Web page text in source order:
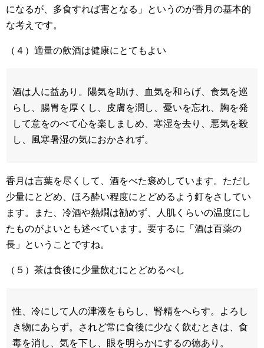
になるが、多食すれば害となる」というのが香月の基本的
な考えです。
（４）適量の飲酒は健康にとてもよい
酒は人に益あり。陽気を助け、血気を和らげ、食気を巡
らし、腸胃を厚くし、皮膚を潤し、憂いを忘れ、胸を発
して意をのべて心を楽しましめ、寒湿を去り、悪気を殺
し、風寒暑湿の気におかされず。
香月は言葉を尽くして、酒をべた褒めしています。ただし
少量にとどめ、ほろ酔い程度にとどめるよう釘をさしてい
ます。また、冷酒や熱燗は勧めず、人肌くらいの温度にし
たものがよいとも述べています。要するに「酒は百薬の
長」ということですね。
（５）茶は食後に少量飲むにとどめるべし
性、冷にして人の津液をもらし、腎精をへらす。よろし
き物にあらず。されど常に食後に少なく飲むときは、食
毒を消し、気を下し、眼を明らかにするの徳あり。